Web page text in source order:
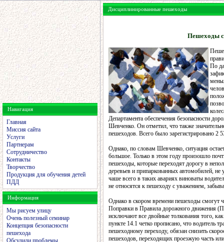
Навигация
Главная
Миссия сайта
Услуги
Партнерам
Сотрудничество
Контакты
Творчество
Продукция для обучения детей
ПДД
Информация
Мы рисуем улицу
Очень полезный семинар
Концепция безопасности
пешехода
Обсудили проблемы
Дисциплинированные пешеходы
Пешеходы
По
Департамента обеспечения безопасности
Шевченко. Он отметил, что также
пешеходов. Всего было зарегистрировано 2
Однако, по словам Шевченко, ситуация
большое. Только в этом году произошло
пешеходы, которые переходят дорогу в
деревьев и припаркованных автомобилей,
чаше всего в таких авариях виноваты
не относятся к пешеходу с уважением,
Однако в скором времени пешеходы смогут
Поправки в Правила дорожного движения
исключают все двойные толкования того,
пункте 14.1 четко прописано, что водитель
пешеходному переходу, обязан снизить
пешеходов, переходящих проезжую часть